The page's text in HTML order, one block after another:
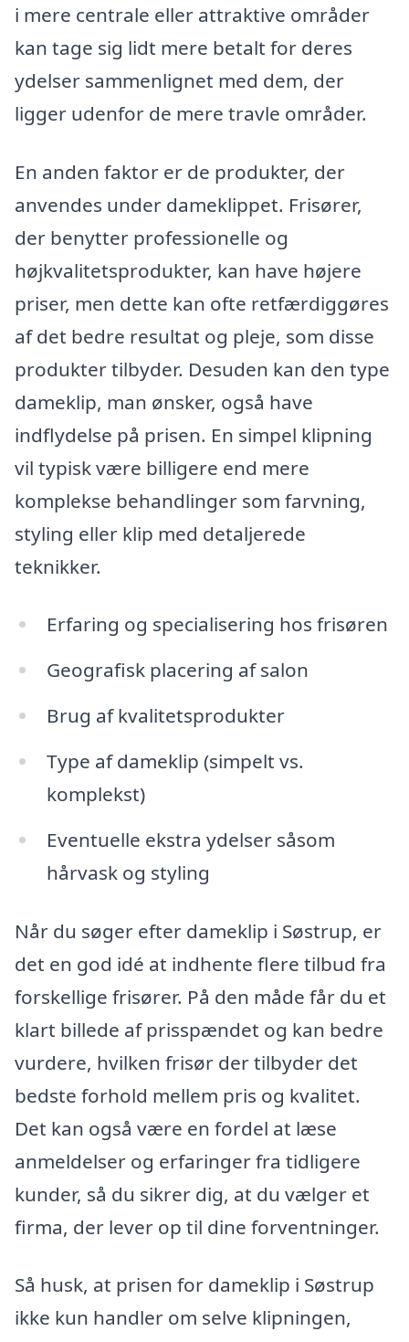
i mere centrale eller attraktive områder
kan tage sig lidt mere betalt for deres
ydelser sammenlignet med dem, der
ligger udenfor de mere travle områder.
En anden faktor er de produkter, der
anvendes under dameklippet. Frisører,
der benytter professionelle og
højkvalitetsprodukter, kan have højere
priser, men dette kan ofte retfærdiggøres
af det bedre resultat og pleje, som disse
produkter tilbyder. Desuden kan den type
dameklip, man ønsker, også have
indflydelse på prisen. En simpel klipning
vil typisk være billigere end mere
komplekse behandlinger som farvning,
styling eller klip med detaljerede
teknikker.
Erfaring og specialisering hos frisøren
Geografisk placering af salon
Brug af kvalitetsprodukter
Type af dameklip (simpelt vs.
komplekst)
Eventuelle ekstra ydelser såsom
hårvask og styling
Når du søger efter dameklip i Søstrup, er
det en god idé at indhente flere tilbud fra
forskellige frisører. På den måde får du et
klart billede af prisspændet og kan bedre
vurdere, hvilken frisør der tilbyder det
bedste forhold mellem pris og kvalitet.
Det kan også være en fordel at læse
anmeldelser og erfaringer fra tidligere
kunder, så du sikrer dig, at du vælger et
firma, der lever op til dine forventninger.
Så husk, at prisen for dameklip i Søstrup
ikke kun handler om selve klipningen,